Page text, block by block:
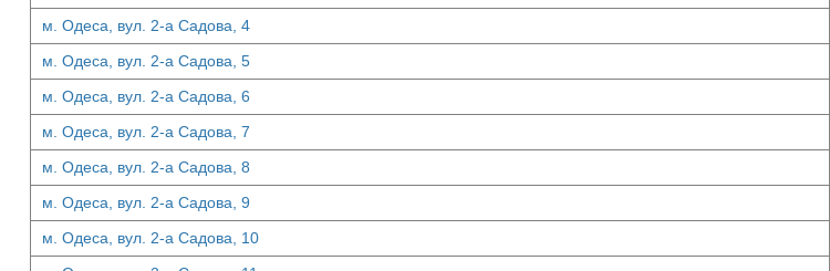
м. Одеса, вул. 2-а Садова, 4
м. Одеса, вул. 2-а Садова, 5
м. Одеса, вул. 2-а Садова, 6
м. Одеса, вул. 2-а Садова, 7
м. Одеса, вул. 2-а Садова, 8
м. Одеса, вул. 2-а Садова, 9
м. Одеса, вул. 2-а Садова, 10